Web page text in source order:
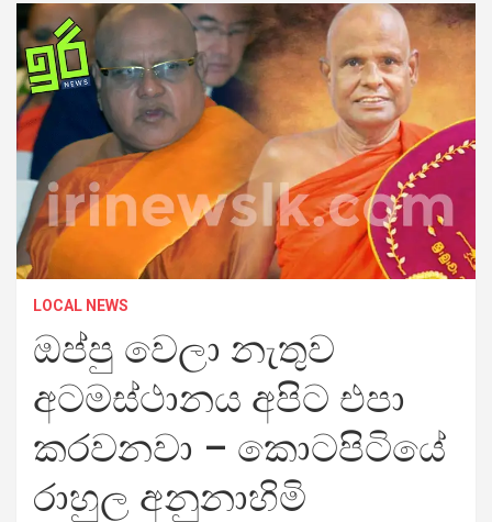
LOCAL NEWS
ඔප්පු වෙලා නැතුව
අටමස්ථානය අපිට එපා
කරවනවා – කොටපිටියේ
රාහුල අනුනාහිමි